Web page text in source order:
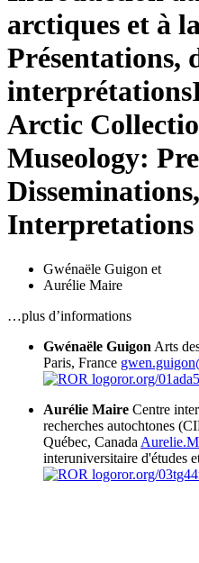
arctiques et à
Présentations,
interprétations
Arctic
Museology:
Interpretations
Gwénaële Guigon et
Aurélie Maire
…plus d’informations
Gwénaële Guigon Arts
Paris, France
ror.org/
Aurélie Maire Centre
recherches autochtones
Québec, Canada
interuniversitaire d'études
ror.org/